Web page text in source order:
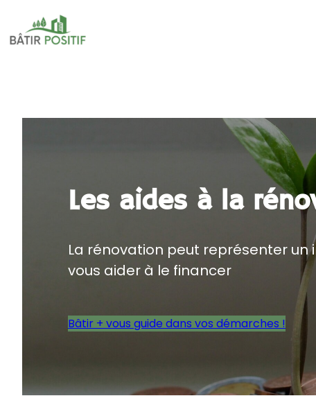
Les aides à la
La rénovation peut représenter
vous aider à le financer
Bâtir + vous guide dans vos démarches !